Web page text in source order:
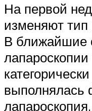
На первой
изменяют тип
В ближайшие
выполнялась